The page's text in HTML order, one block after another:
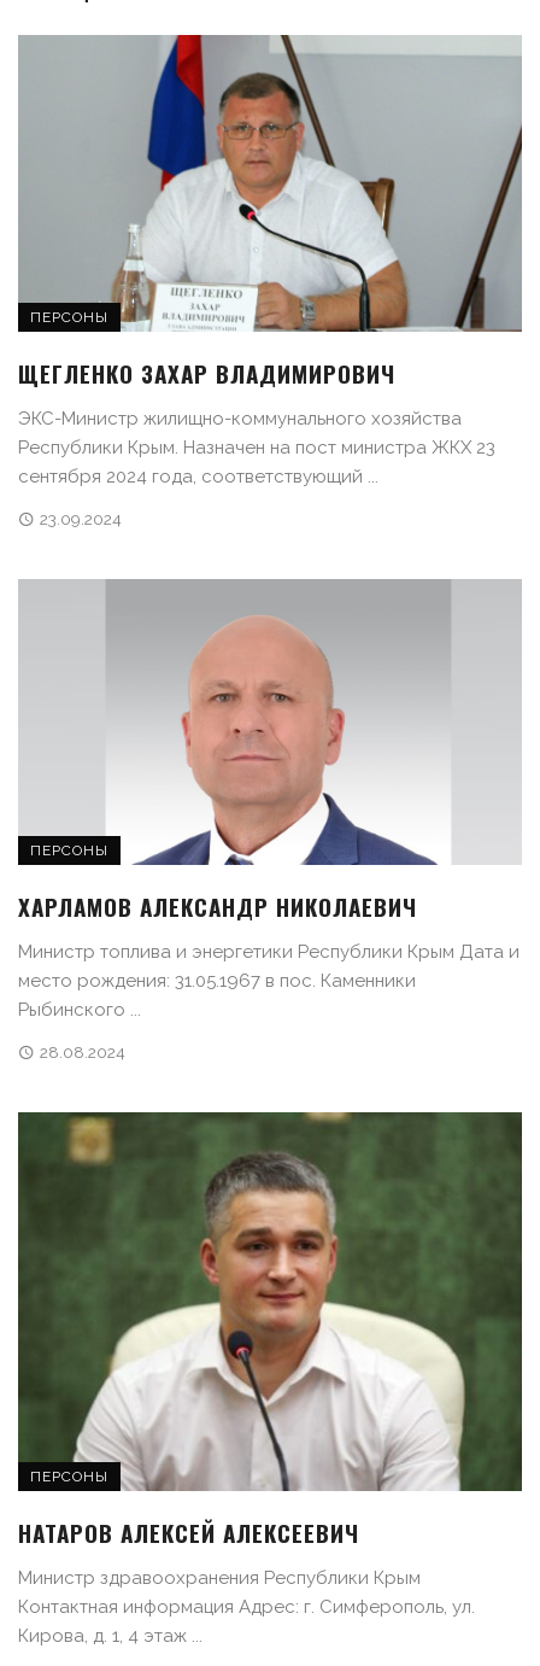
ПЕРСОНЫ
ЩЕГЛЕНКО ЗАХАР ВЛАДИМИРОВИЧ
ЭКС-Министр жилищно-коммунального хозяйства
Республики Крым. Назначен на пост министра ЖКХ 23
сентября 2024 года, соответствующий ...
23.09.2024
ПЕРСОНЫ
ХАРЛАМОВ АЛЕКСАНДР НИКОЛАЕВИЧ
Министр топлива и энергетики Республики Крым Дата и
место рождения: 31.05.1967 в пос. Каменники
Рыбинского ...
28.08.2024
ПЕРСОНЫ
НАТАРОВ АЛЕКСЕЙ АЛЕКСЕЕВИЧ
Министр здравоохранения Республики Крым
Контактная информация Адрес: г. Симферополь, ул.
Кирова, д. 1, 4 этаж ...